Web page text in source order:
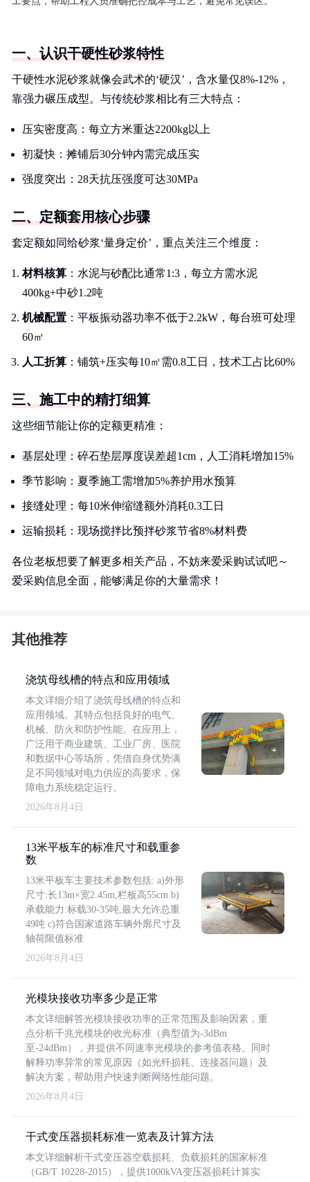
一、认识干硬性砂浆特性
干硬性水泥砂浆就像会武术的‘硬汉’，含水量仅8%-12%，
靠强力碾压成型。与传统砂浆相比有三大特点：
压实密度高：每立方米重达2200kg以上
初凝快：摊铺后30分钟内需完成压实
强度突出：28天抗压强度可达30MPa
二、定额套用核心步骤
套定额如同给砂浆‘量身定价’，重点关注三个维度：
材料核算 ：水泥与砂配比通常1:3，每立方需水泥
400kg+中砂1.2吨
机械配置 ：平板振动器功率不低于2.2kW，每台班可处理
60㎡
人工折算 ：铺筑+压实每10㎡需0.8工日，技术工占比60%
三、施工中的精打细算
这些细节能让你的定额更精准：
基层处理：碎石垫层厚度误差超1cm，人工消耗增加15%
季节影响：夏季施工需增加5%养护用水预算
接缝处理：每10米伸缩缝额外消耗0.3工日
运输损耗：现场搅拌比预拌砂浆节省8%材料费
各位老板想要了解更多相关产品，不妨来爱采购试试吧～
爱采购信息全面，能够满足你的大量需求！
其他推荐
浇筑母线槽的特点和应用领域
本文详细介绍了浇筑母线槽的特点和
应用领域。其特点包括良好的电气、
机械、防火和防护性能。在应用上，
广泛用于商业建筑、工业厂房、医院
和数据中心等场所，凭借自身优势满
足不同领域对电力供应的高要求，保
障电力系统稳定运行。
2026年8月4日
13米平板车的标准尺寸和载重参
数
13米平板车主要技术参数包括: a)外形
尺寸:长13m×宽2.45m,栏板高55cm b)
承载能力:标载30-35吨,最大允许总重
49吨 c)符合国家道路车辆外廓尺寸及
轴荷限值标准
2026年8月4日
光模块接收功率多少是正常
本文详细解答光模块接收功率的正常范围及影响因素，重
点分析千兆光模块的收光标准（典型值为-3dBm
至-24dBm），并提供不同速率光模块的参考值表格。同时
解释功率异常的常见原因（如光纤损耗、连接器问题）及
解决方案，帮助用户快速判断网络性能问题。
2026年8月4日
干式变压器损耗标准一览表及计算方法
本文详细解析干式变压器空载损耗、负载损耗的国家标准
（GB/T 10228-2015），提供1000kVA变压器损耗计算实